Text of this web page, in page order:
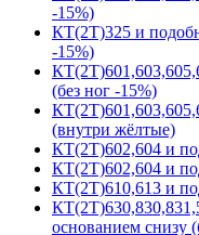
-15%)
КТ(2Т)325 и
-15%)
(без ног -15%)
(внутри жёлтые)
КТ(2Т)602,604 и
КТ(2Т)602,604 и
КТ(2Т)610,613 и
основанием снизу